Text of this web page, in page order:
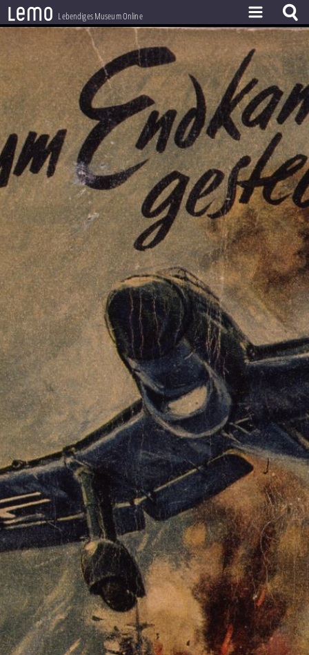
lemo Lebendiges Museum Online
ZEITSTRAHL
THEMEN
ZEITZEUGEN
BESTAND
LERNEN
PROJEKT